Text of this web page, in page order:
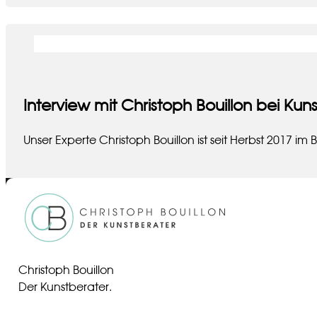
Interview mit Christoph Bouillon bei
Unser Experte Christoph Bouillon ist seit Herbst 2017
Christoph Bouillon
Der Kunstberater.